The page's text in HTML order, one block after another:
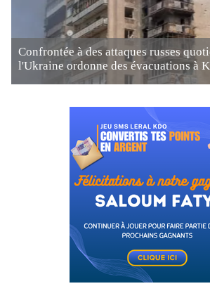
Confrontée à des attaques russes
l'Ukraine ordonne des évacuations à